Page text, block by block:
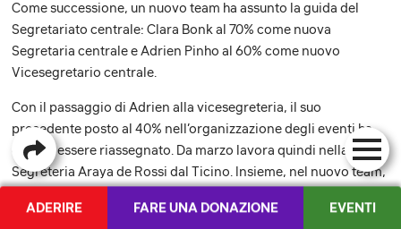
Come successione, un nuovo team ha assunto la guida del
Segretariato centrale: Clara Bonk al 70% come nuova
Segretaria centrale e Adrien Pinho al 60% come nuovo
Vicesegretario centrale.
Con il passaggio di Adrien alla vicesegreteria, il suo
precedente posto al 40% nell’organizzazione degli eventi ha
dovuto essere riassegnato. Da marzo lavora quindi nella
Segreteria Araya de Rossi dal Ticino. Insieme, nel nuovo team,
AD, CoSe, così come il campo estivo e un ritiro di base.
ADERIRE FARE UNA DONAZIONE EVENTI